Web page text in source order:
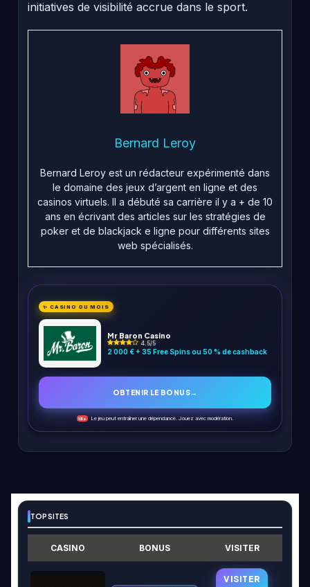
initiatives de visibilité accrue dans le sport.
Bernard Leroy
Bernard Leroy est un rédacteur expérimenté dans
le domaine des jeux d’argent en ligne et des
casinos virtuels. Il a débuté sa carrière il y a + de 10
ans en écrivant des articles sur les stratégies de
poker et de blackjack e ligne pour différents sites
web spécialisés.
✨ CASINO DU MOIS
Mr Baron Casino
4.5/5
2 000 € + 35 Free Spins ou 50 % de cashback
OBTENIR LE BONUS→
18+ Le jeu peut entraîner une dépendance. Jouez avec modération.
TOP SITES
CASINO BONUS VISITER
VISITER